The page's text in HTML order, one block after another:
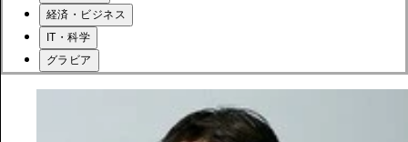
経済・ビジネス
IT・科学
グラビア